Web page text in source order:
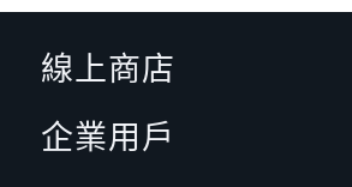
線上商店
企業用戶